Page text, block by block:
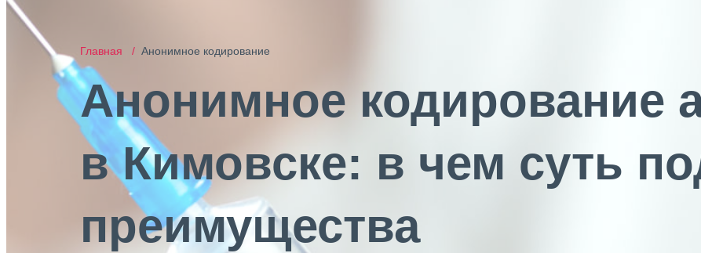
Главная / Анонимное кодирование
Анонимное кодирование
в Кимовске: в чем суть
преимущества